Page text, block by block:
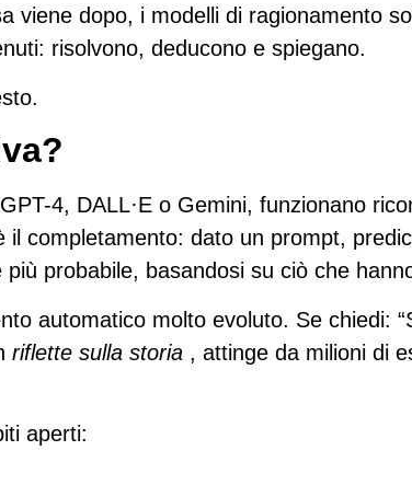
viene dopo, i modelli di ragionamento
risolvono, deducono e spiegano.
4, DALL·E o Gemini, funzionano
il completamento: dato un prompt,
più probabile, basandosi su ciò che
automatico molto evoluto. Se chiedi:
riflette sulla storia , attinge da milioni di
aperti: